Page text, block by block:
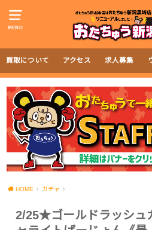
MENU
買取について アクセス 求人募集
HOME ガチャ
2/25★ゴールドラッシュ